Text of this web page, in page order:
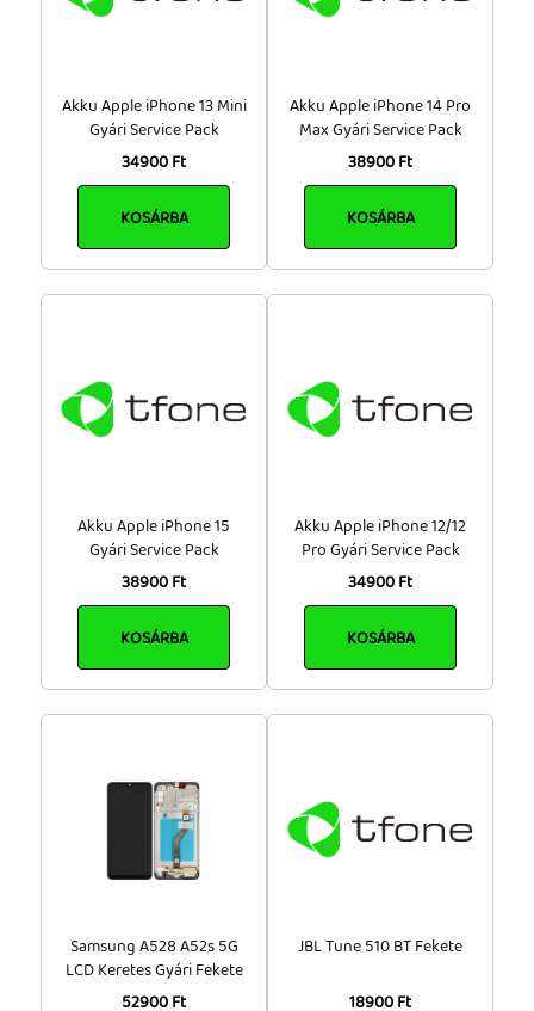
Akku Apple iPhone 13 Mini
Gyári Service Pack
34900 Ft
KOSÁRBA
Akku Apple iPhone 14 Pro
Max Gyári Service Pack
38900 Ft
KOSÁRBA
Akku Apple iPhone 15
Gyári Service Pack
38900 Ft
KOSÁRBA
Akku Apple iPhone 12/12
Pro Gyári Service Pack
34900 Ft
KOSÁRBA
Samsung A528 A52s 5G
LCD Keretes Gyári Fekete
52900 Ft
JBL Tune 510 BT Fekete
18900 Ft